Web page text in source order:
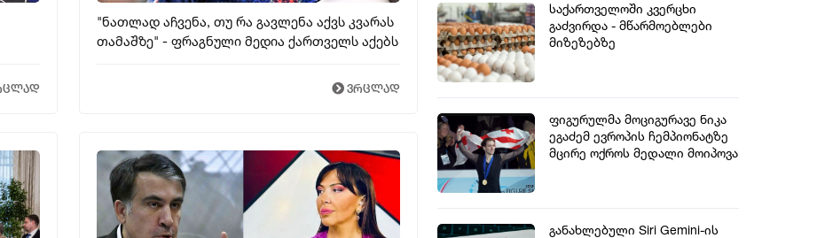
"ნათლად აჩვენა, თუ რა გავლენა აქვს კვარას
თამაშზე" - ფრაგნული მედია ქართველს აქებს
ვრცლად
საქართველოში კვერცხი
გაძვირდა - მწარმოებლები
მიზეზებზე
ფიგურულმა მოციგურავე ნიკა
ეგაძემ ევროპის ჩემპიონატზე
მცირე ოქროს მედალი მოიპოვა
განახლებული Siri Gemini-ის